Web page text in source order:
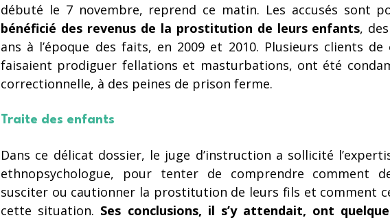
bénéficié des revenus de la prostitution de leurs enfants,
ans à l’époque des faits, en 2009 et 2010. Plusieurs clients
faisaient prodiguer fellations et masturbations, ont été
correctionnelle, à des peines de prison ferme.
Traite des enfants
Dans ce délicat dossier, le juge d’instruction a sollicité
ethnopsychologue, pour tenter de comprendre comment
susciter ou cautionner la prostitution de leurs fils et comment
cette situation. Ses conclusions, il s’y attendait, ont